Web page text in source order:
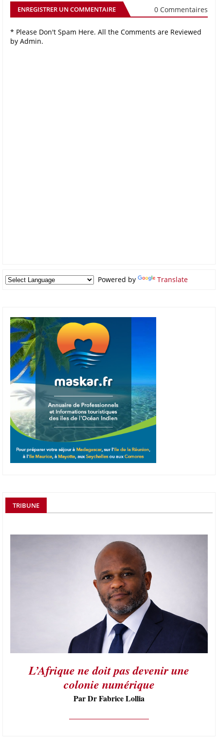
ENREGISTRER UN COMMENTAIRE 0 Commentaires
* Please Don't Spam Here. All the Comments are Reviewed
by Admin.
Powered by Translate
TRIBUNE
L’Afrique ne doit pas devenir une
colonie numérique
Par Dr Fabrice Lollia